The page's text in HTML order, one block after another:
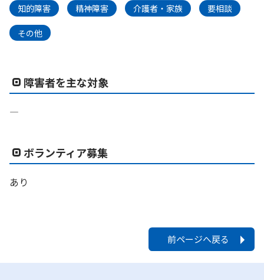
知的障害 精神障害 介護者・家族 要相談
その他
障害者を主な対象
―
ボランティア募集
あり
前ページへ戻る